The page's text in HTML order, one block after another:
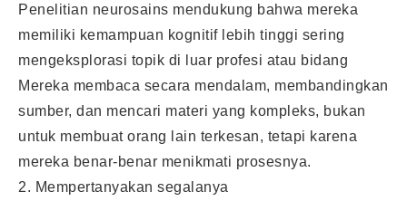
Penelitian neurosains mendukung bahwa mereka
memiliki kemampuan kognitif lebih tinggi sering
mengeksplorasi topik di luar profesi atau bidang
Mereka membaca secara mendalam, membandingkan
sumber, dan mencari materi yang kompleks, bukan
untuk membuat orang lain terkesan, tetapi karena
mereka benar-benar menikmati prosesnya.
2. Mempertanyakan segalanya